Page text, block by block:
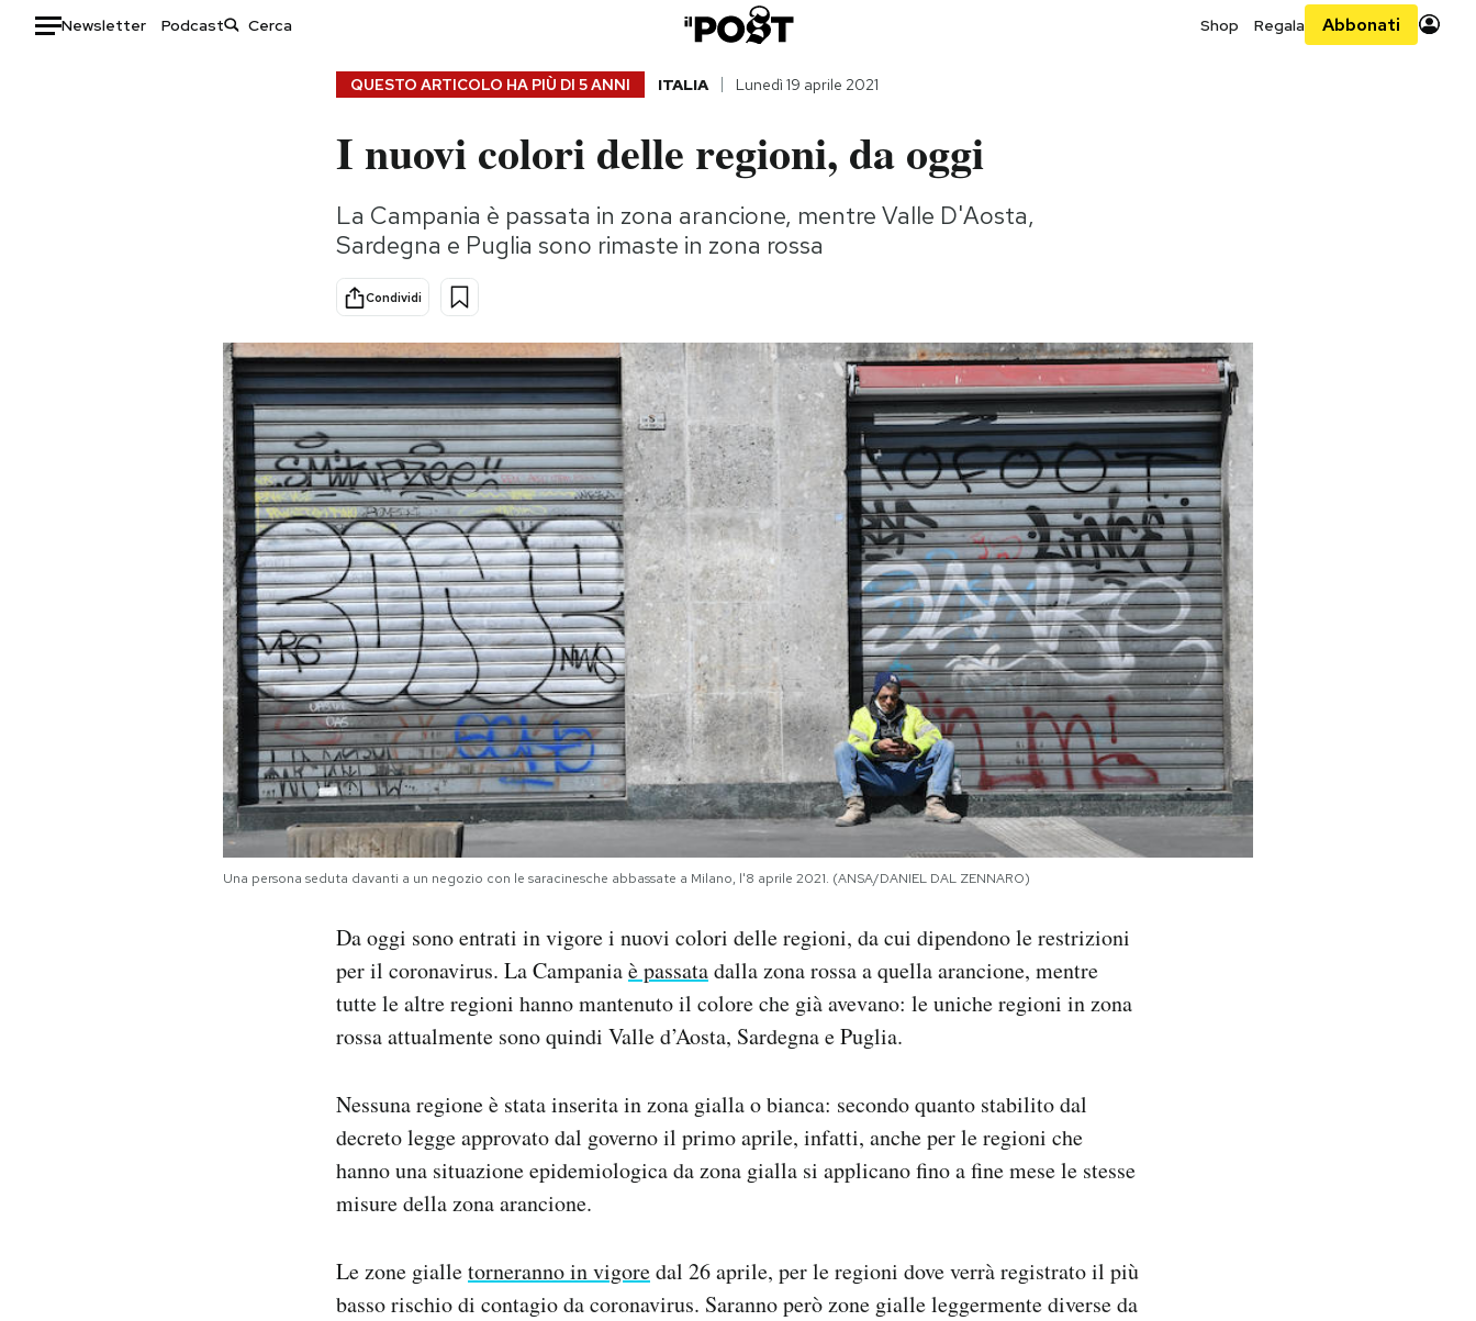
Newsletter Podcast Shop Regala Abbonati
Consumismi
Storie/Idee
Ok Boomer!
Media
Europa
Altrecose
Mondiali calcio 2026
QUESTO ARTICOLO HA PIÙ DI 5 ANNI ITALIA Lunedì 19 aprile 2021
I nuovi colori delle regioni, da oggi
La Campania è passata in zona arancione, mentre Valle D'Aosta,
Sardegna e Puglia sono rimaste in zona rossa
Condividi
Una persona seduta davanti a un negozio con le saracinesche abbassate a Milano, l'8 aprile 2021. (ANSA/DANIEL DAL ZENNARO)
Da oggi sono entrati in vigore i nuovi colori delle regioni, da cui dipendono le restrizioni
per il coronavirus. La Campaniaè passatadalla zona rossa a quella arancione, mentre
tutte le altre regioni hanno mantenuto il colore che già avevano: le uniche regioni in zona
rossa attualmente sono quindi Valle d’Aosta, Sardegna e Puglia.
Nessuna regione è stata inserita in zona gialla o bianca: secondo quanto stabilito dal
decreto legge approvato dal governo il primo aprile, infatti, anche per le regioni che
hanno una situazione epidemiologica da zona gialla si applicano fino a fine mese le stesse
misure della zona arancione.
Le zone gialletorneranno in vigoredal 26 aprile, per le regioni dove verrà registrato il più
basso rischio di contagio da coronavirus. Saranno però zone gialle leggermente diverse da